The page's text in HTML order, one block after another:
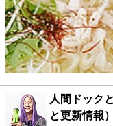
人間ドック
と更新情報）